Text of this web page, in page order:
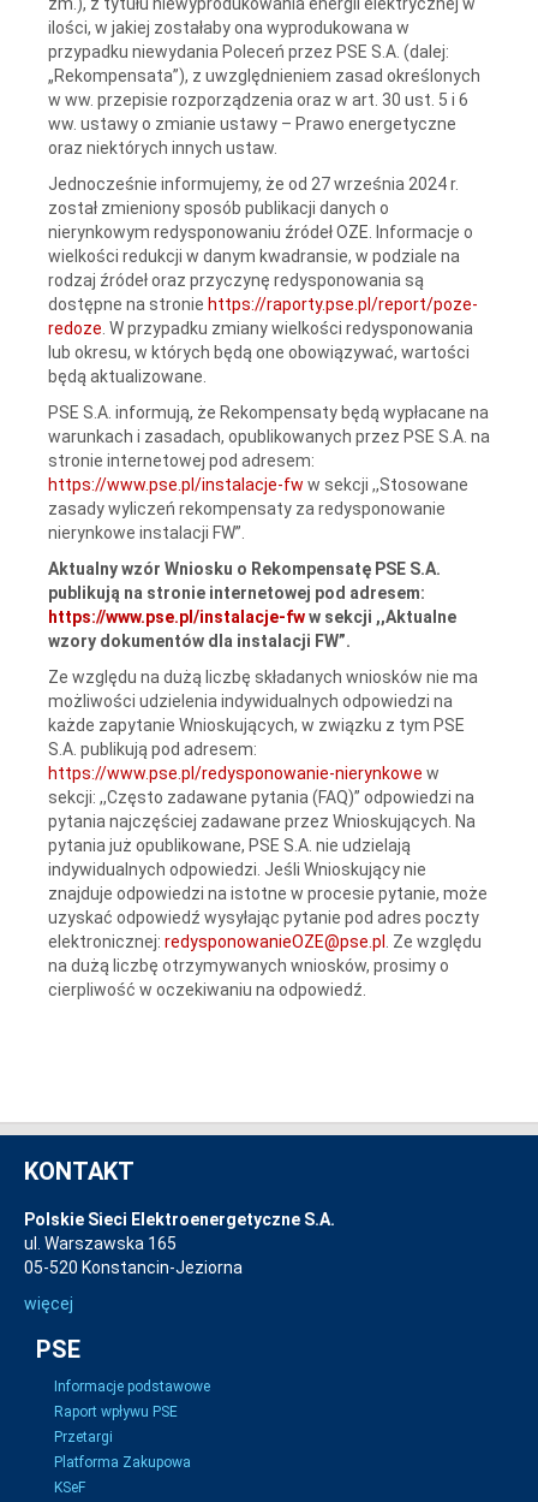
ilości, w jakiej zostałaby ona wyprodukowana w
przypadku niewydania Poleceń przez PSE S.A. (dalej:
„Rekompensata”), z uwzględnieniem zasad określonych
w ww. przepisie rozporządzenia oraz w art. 30 ust. 5 i 6
ww. ustawy o zmianie ustawy – Prawo energetyczne
oraz niektórych innych ustaw.
Jednocześnie informujemy, że od 27 września 2024 r.
został zmieniony sposób publikacji danych o
nierynkowym redysponowaniu źródeł OZE. Informacje o
wielkości redukcji w danym kwadransie, w podziale na
rodzaj źródeł oraz przyczynę redysponowania są
dostępne na stronie https://raporty.pse.pl/report/poze-
redoze . W przypadku zmiany wielkości redysponowania
lub okresu, w których będą one obowiązywać, wartości
będą aktualizowane.
PSE S.A. informują, że Rekompensaty będą wypłacane na
warunkach i zasadach, opublikowanych przez PSE S.A. na
stronie internetowej pod adresem:
https://www.pse.pl/instalacje-fw w sekcji ,,Stosowane
zasady wyliczeń rekompensaty za redysponowanie
nierynkowe instalacji FW”.
Aktualny wzór Wniosku o Rekompensatę PSE S.A.
publikują na stronie internetowej pod adresem:
https://www.pse.pl/instalacje-fww sekcji ,,Aktualne
wzory dokumentów dla instalacji FW”.
Ze względu na dużą liczbę składanych wniosków nie ma
możliwości udzielenia indywidualnych odpowiedzi na
każde zapytanie Wnioskujących, w związku z tym PSE
S.A. publikują pod adresem:
https://www.pse.pl/redysponowanie-nierynkowe w
sekcji: ,,Często zadawane pytania (FAQ)” odpowiedzi na
pytania najczęściej zadawane przez Wnioskujących. Na
pytania już opublikowane, PSE S.A. nie udzielają
indywidualnych odpowiedzi. Jeśli Wnioskujący nie
znajduje odpowiedzi na istotne w procesie pytanie, może
uzyskać odpowiedź wysyłając pytanie pod adres poczty
elektronicznej: redysponowanieOZE@pse.pl
. Ze względu
na dużą liczbę otrzymywanych wniosków, prosimy o
cierpliwość w oczekiwaniu na odpowiedź.
KONTAKT
Polskie Sieci Elektroenergetyczne S.A.
ul. Warszawska 165
05-520 Konstancin-Jeziorna
więcej
PSE
Informacje podstawowe
Raport wpływu PSE
Przetargi
Platforma Zakupowa
KSeF